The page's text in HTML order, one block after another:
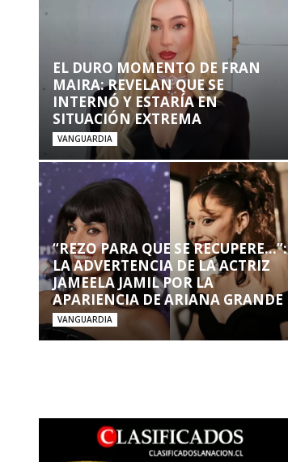
EL DURO MOMENTO DE FRAN
MAIRA: REVELAN QUE SE
INTERNÓ Y ESTARÍA EN
SITUACIÓN EXTREMA
VANGUARDIA
“REZO PARA QUE SE RECUPERE…”:
LA ADVERTENCIA DE LA ACTRIZ
JAMEELA JAMIL POR LA
APARIENCIA DE ARIANA GRANDE
VANGUARDIA